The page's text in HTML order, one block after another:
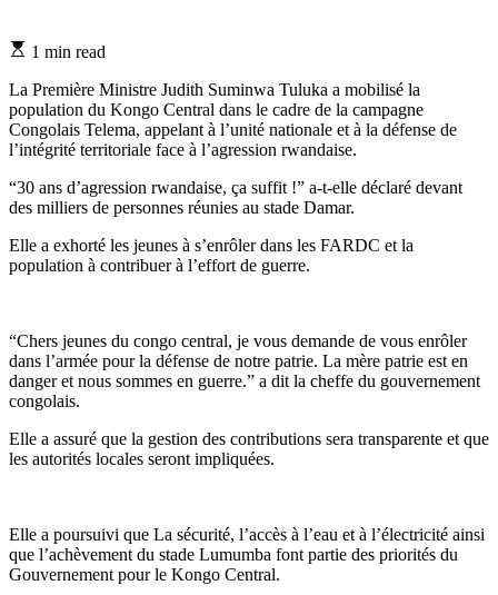
Estimated
time
1 min read
La Première Ministre Judith Suminwa Tuluka a mobilisé la
population du Kongo Central dans le cadre de la campagne
Congolais Telema, appelant à l’unité nationale et à la défense de
l’intégrité territoriale face à l’agression rwandaise.
“30 ans d’agression rwandaise, ça suffit !” a-t-elle déclaré devant
des milliers de personnes réunies au stade Damar.
Elle a exhorté les jeunes à s’enrôler dans les FARDC et la
population à contribuer à l’effort de guerre.
“Chers jeunes du congo central, je vous demande de vous enrôler
dans l’armée pour la défense de notre patrie. La mère patrie est en
danger et nous sommes en guerre.” a dit la cheffe du gouvernement
congolais.
Elle a assuré que la gestion des contributions sera transparente et que
les autorités locales seront impliquées.
Elle a poursuivi que La sécurité, l’accès à l’eau et à l’électricité ainsi
que l’achèvement du stade Lumumba font partie des priorités du
Gouvernement pour le Kongo Central.